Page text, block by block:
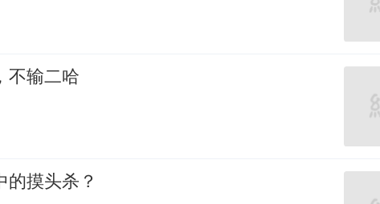
不输二哈
的摸头杀？